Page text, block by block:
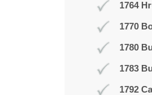
1764
1770
1780
1783
1792